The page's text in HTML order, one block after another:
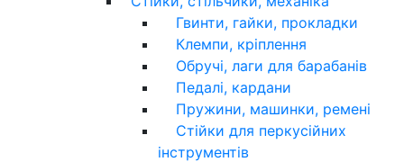
Гвинти, гайки, прокладки
Клемпи, кріплення
Обручі, лаги для барабанів
Педалі, кардани
Пружини, машинки, ремені
Стійки для перкусійних
інструментів